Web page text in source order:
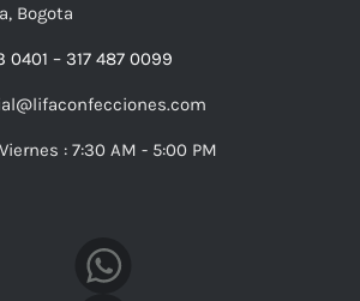
Bogota
0401 – 317 487 0099
: 7:30 AM - 5:00 PM